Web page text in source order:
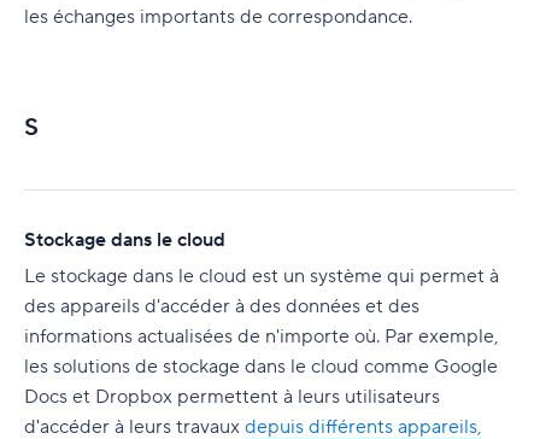
les échanges importants de correspondance.
S
Stockage dans le cloud
Le stockage dans le cloud est un système qui permet à
des appareils d'accéder à des données et des
informations actualisées de n'importe où. Par exemple,
les solutions de stockage dans le cloud comme Google
Docs et Dropbox permettent à leurs utilisateurs
d'accéder à leurs travaux depuis différents appareils,